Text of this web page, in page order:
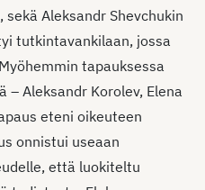
Aleksandr Shevchukin
tutkintavankilaan, jossa
tapauksessa
Aleksandr Korolev, Elena
eteni oikeuteen
onnistui useaan
että luokiteltu